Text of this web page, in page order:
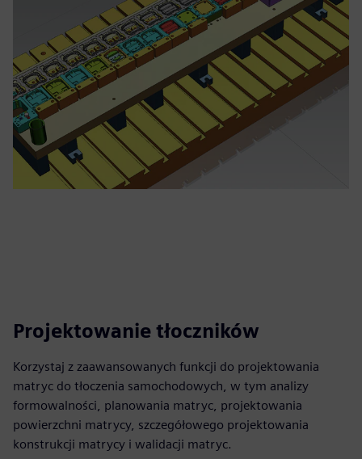
Projektowanie tłoczników
Korzystaj z zaawansowanych funkcji do projektowania
matryc do tłoczenia samochodowych, w tym analizy
formowalności, planowania matryc, projektowania
powierzchni matrycy, szczegółowego projektowania
konstrukcji matrycy i walidacji matryc.